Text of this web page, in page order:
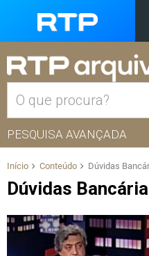
PESQUISA AVANÇADA
Início Conteúdo Dúvidas
Dúvidas